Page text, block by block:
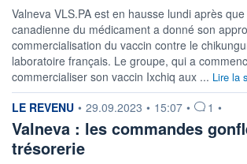
Valneva VLS.PA est en hausse lundi après
canadienne du médicament a donné son
commercialisation du vaccin contre le
laboratoire français. Le groupe, qui a
commercialiser son vaccin Ixchiq aux ... Lire la
information fournie par
LE REVENU • 29.09.2023 • 15:07 • 1 •
Valneva : les commandes
trésorerie